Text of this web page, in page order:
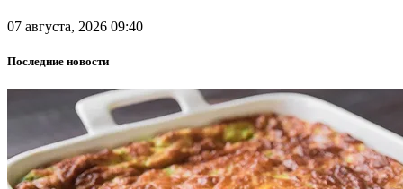
07 августа, 2026 09:40
Последние новости